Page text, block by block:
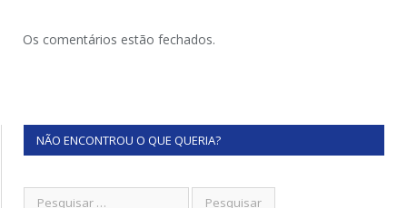
Os comentários estão fechados.
NÃO ENCONTROU O QUE QUERIA?